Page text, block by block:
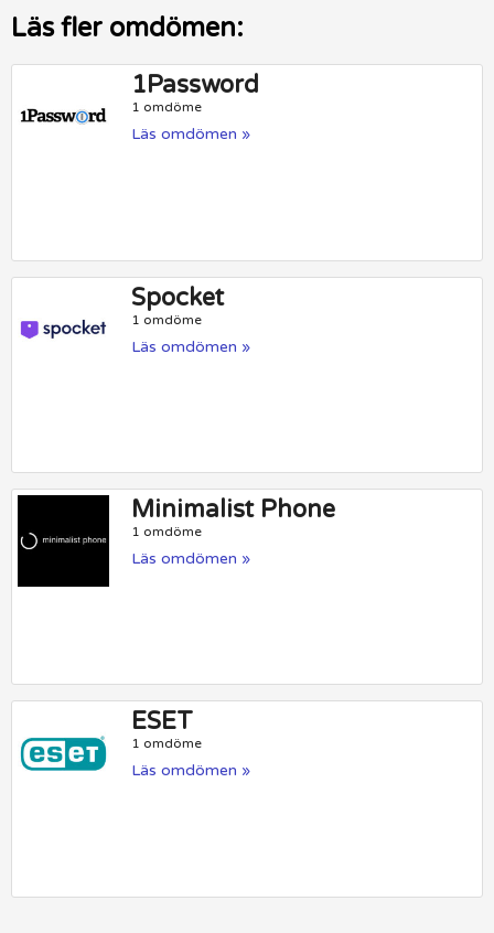
Läs fler omdömen:
1Password
1 omdöme
Läs omdömen »
Spocket
1 omdöme
Läs omdömen »
Minimalist Phone
1 omdöme
Läs omdömen »
ESET
1 omdöme
Läs omdömen »